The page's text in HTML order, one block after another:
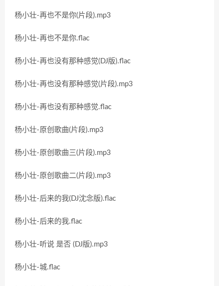
杨小壮-再也不是你(片段).mp3
杨小壮-再也不是你.flac
杨小壮-再也没有那种感觉(DJ版).flac
杨小壮-再也没有那种感觉(片段).mp3
杨小壮-再也没有那种感觉.flac
杨小壮-原创歌曲(片段).mp3
杨小壮-原创歌曲三(片段).mp3
杨小壮-原创歌曲二(片段).mp3
杨小壮-后来的我(DJ沈念版).flac
杨小壮-后来的我.flac
杨小壮-听说 是否 (DJ版).mp3
杨小壮-城.flac